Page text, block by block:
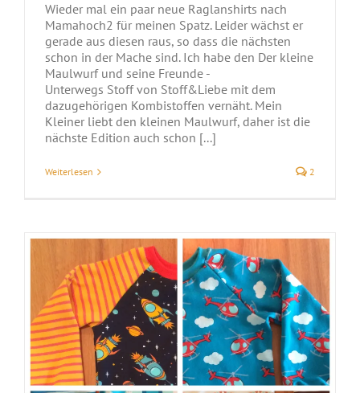
Wieder mal ein paar neue Raglanshirts nach
Mamahoch2 für meinen Spatz. Leider wächst er
gerade aus diesen raus, so dass die nächsten
schon in der Mache sind. Ich habe den Der kleine
Maulwurf und seine Freunde -
Unterwegs Stoff von Stoff&Liebe mit dem
dazugehörigen Kombistoffen vernäht. Mein
Kleiner liebt den kleinen Maulwurf, daher ist die
nächste Edition auch schon [...]
Weiterlesen 2